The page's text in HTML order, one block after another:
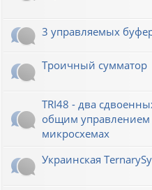
3 управляемых
Троичный сумматор
TRI48 - два
общим управлением
микросхемах
Украинская